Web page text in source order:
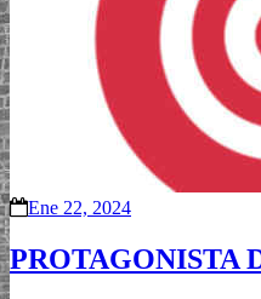
Ene 22, 2024
PROTAGONISTA